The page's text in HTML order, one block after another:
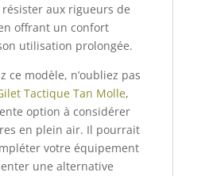
aux rigueurs de
offrant un confort
utilisation prolongée.
ce modèle, n’oubliez pas
Tactique Tan Molle,
option à considérer
en plein air. Il pourrait
votre équipement
une alternative